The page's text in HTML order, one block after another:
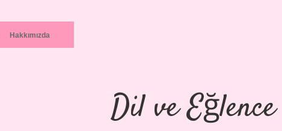
Hakkımızda
Dil ve Eğlence